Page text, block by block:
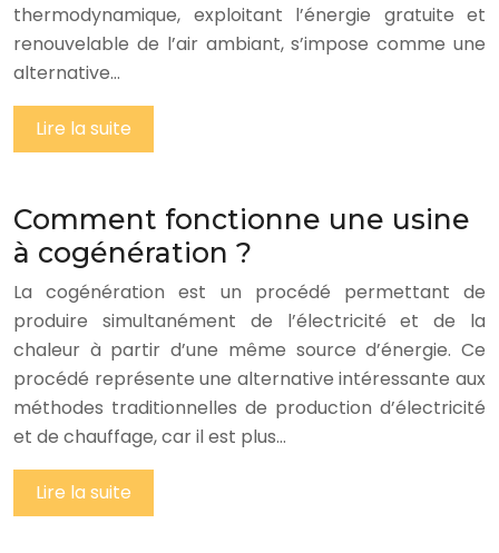
thermodynamique, exploitant l’énergie gratuite et
renouvelable de l’air ambiant, s’impose comme une
alternative…
Lire la suite
Comment fonctionne une usine
à cogénération ?
La cogénération est un procédé permettant de
produire simultanément de l’électricité et de la
chaleur à partir d’une même source d’énergie. Ce
procédé représente une alternative intéressante aux
méthodes traditionnelles de production d’électricité
et de chauffage, car il est plus…
Lire la suite